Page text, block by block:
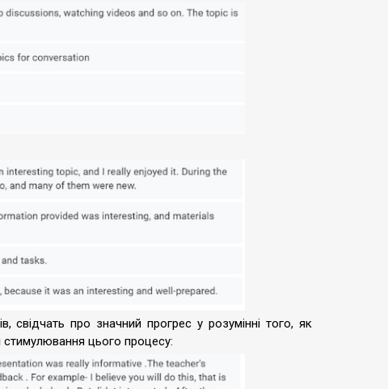
свідчать про значний прогрес у розумінні того, як
цього процесу: